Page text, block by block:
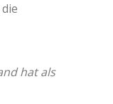
hat als